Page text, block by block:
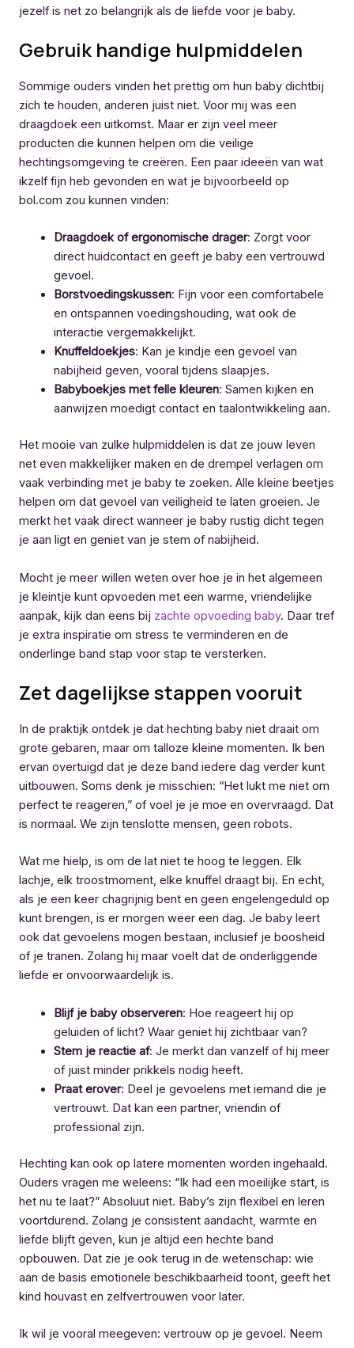
jezelf is net zo belangrijk als de liefde voor je baby.
Gebruik handige hulpmiddelen
Sommige ouders vinden het prettig om hun baby dichtbij
zich te houden, anderen juist niet. Voor mij was een
draagdoek een uitkomst. Maar er zijn veel meer
producten die kunnen helpen om die veilige
hechtingsomgeving te creëren. Een paar ideeën van wat
ikzelf fijn heb gevonden en wat je bijvoorbeeld op
bol.com zou kunnen vinden:
Draagdoek of ergonomische drager: Zorgt voor
direct huidcontact en geeft je baby een vertrouwd
gevoel.
Borstvoedingskussen: Fijn voor een comfortabele
en ontspannen voedingshouding, wat ook de
interactie vergemakkelijkt.
Knuffeldoekjes: Kan je kindje een gevoel van
nabijheid geven, vooral tijdens slaapjes.
Babyboekjes met felle kleuren: Samen kijken en
aanwijzen moedigt contact en taalontwikkeling aan.
Het mooie van zulke hulpmiddelen is dat ze jouw leven
net even makkelijker maken en de drempel verlagen om
vaak verbinding met je baby te zoeken. Alle kleine beetjes
helpen om dat gevoel van veiligheid te laten groeien. Je
merkt het vaak direct wanneer je baby rustig dicht tegen
je aan ligt en geniet van je stem of nabijheid.
Mocht je meer willen weten over hoe je in het algemeen
je kleintje kunt opvoeden met een warme, vriendelijke
aanpak, kijk dan eens bij zachte opvoeding baby. Daar tref
je extra inspiratie om stress te verminderen en de
onderlinge band stap voor stap te versterken.
Zet dagelijkse stappen vooruit
In de praktijk ontdek je dat hechting baby niet draait om
grote gebaren, maar om talloze kleine momenten. Ik ben
ervan overtuigd dat je deze band iedere dag verder kunt
uitbouwen. Soms denk je misschien: “Het lukt me niet om
perfect te reageren,” of voel je je moe en overvraagd. Dat
is normaal. We zijn tenslotte mensen, geen robots.
Wat me hielp, is om de lat niet te hoog te leggen. Elk
lachje, elk troostmoment, elke knuffel draagt bij. En echt,
als je een keer chagrijnig bent en geen engelengeduld op
kunt brengen, is er morgen weer een dag. Je baby leert
ook dat gevoelens mogen bestaan, inclusief je boosheid
of je tranen. Zolang hij maar voelt dat de onderliggende
liefde er onvoorwaardelijk is.
Blijf je baby observeren: Hoe reageert hij op
geluiden of licht? Waar geniet hij zichtbaar van?
Stem je reactie af: Je merkt dan vanzelf of hij meer
of juist minder prikkels nodig heeft.
Praat erover: Deel je gevoelens met iemand die je
vertrouwt. Dat kan een partner, vriendin of
professional zijn.
Hechting kan ook op latere momenten worden ingehaald.
Ouders vragen me weleens: “Ik had een moeilijke start, is
het nu te laat?” Absoluut niet. Baby’s zijn flexibel en leren
voortdurend. Zolang je consistent aandacht, warmte en
liefde blijft geven, kun je altijd een hechte band
opbouwen. Dat zie je ook terug in de wetenschap: wie
aan de basis emotionele beschikbaarheid toont, geeft het
kind houvast en zelfvertrouwen voor later.
Ik wil je vooral meegeven: vertrouw op je gevoel. Neem